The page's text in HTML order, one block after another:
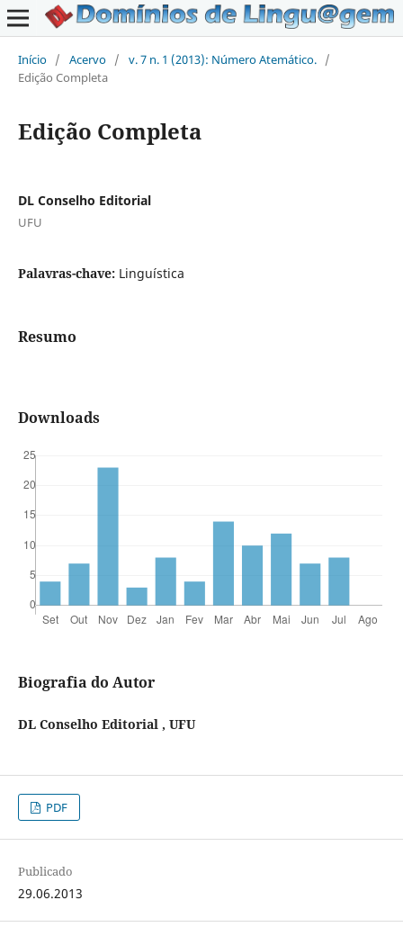
Início / Acervo / v. 7 n. 1 (2013): Número Atemático. /
Edição Completa
Edição Completa
DL Conselho Editorial
UFU
Palavras-chave: Linguística
Resumo
Downloads
Biografia do Autor
DL Conselho Editorial , UFU
PDF
Publicado
29.06.2013